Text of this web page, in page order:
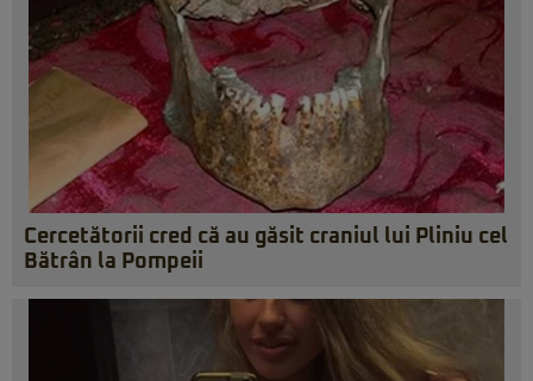
Cercetătorii cred că au găsit craniul lui Pliniu cel
Bătrân la Pompeii